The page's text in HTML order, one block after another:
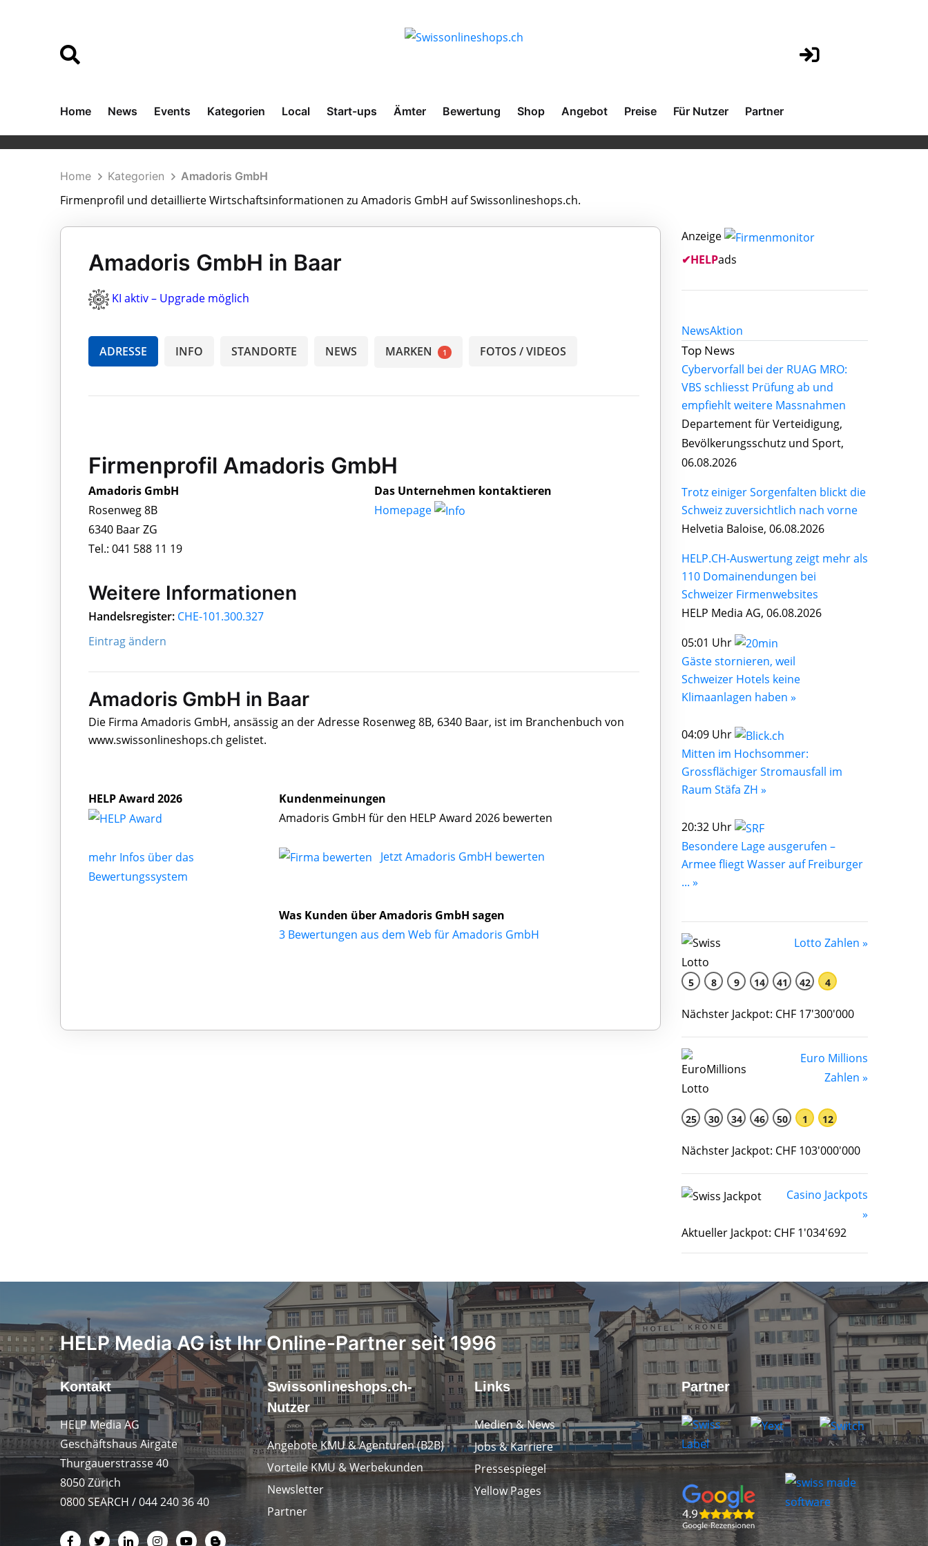
Home News Events Kategorien Local Start-ups Ämter Bewertung Shop Angebot Preise Für Nutzer Partner
Home Kategorien Amadoris GmbH
Firmenprofil und detaillierte Wirtschaftsinformationen zu Amadoris GmbH auf Swissonlineshops.ch.
Amadoris GmbH in Baar
KI aktiv – Upgrade möglich
ADRESSE INFO STANDORTE NEWS MARKEN 1 FOTOS / VIDEOS
Firmenprofil Amadoris GmbH
Amadoris GmbH
Rosenweg 8B
6340 Baar ZG
Tel.: 041 588 11 19
Das Unternehmen kontaktieren
Homepage
Weitere Informationen
Handelsregister: CHE-101.300.327
Eintrag ändern
Amadoris GmbH in Baar
Die Firma Amadoris GmbH, ansässig an der Adresse Rosenweg 8B, 6340 Baar, ist im Branchenbuch von
www.swissonlineshops.ch gelistet.
HELP Award 2026
mehr Infos über das
Bewertungssystem
Kundenmeinungen
Amadoris GmbH für den HELP Award 2026 bewerten
Jetzt Amadoris GmbH bewerten
Was Kunden über Amadoris GmbH sagen
3 Bewertungen aus dem Web für Amadoris GmbH
Anzeige
✔HELPads
NewsAktion
Top News
Cybervorfall bei der RUAG MRO:
VBS schliesst Prüfung ab und
empfiehlt weitere Massnahmen
Departement für Verteidigung,
Bevölkerungsschutz und Sport,
06.08.2026
Trotz einiger Sorgenfalten blickt die
Schweiz zuversichtlich nach vorne
Helvetia Baloise, 06.08.2026
HELP.CH-Auswertung zeigt mehr als
110 Domainendungen bei
Schweizer Firmenwebsites
HELP Media AG, 06.08.2026
05:01 Uhr
Gäste stornieren, weil
Schweizer Hotels keine
Klimaanlagen haben »
04:09 Uhr
Mitten im Hochsommer:
Grossflächiger Stromausfall im
Raum Stäfa ZH »
20:32 Uhr
Besondere Lage ausgerufen –
Armee fliegt Wasser auf Freiburger
... »
Lotto Zahlen »
5 8 9 14 41 42 4
Nächster Jackpot: CHF 17'300'000
Euro Millions
Zahlen »
25 30 34 46 50 1 12
Nächster Jackpot: CHF 103'000'000
Casino Jackpots
»
Aktueller Jackpot: CHF 1'034'692
HELP Media AG ist Ihr Online-Partner seit 1996
Kontakt
HELP Media AG
Geschäftshaus Airgate
Thurgauerstrasse 40
8050 Zürich
0800 SEARCH / 044 240 36 40
Swissonlineshops.ch-
Nutzer
Angebote KMU & Agenturen (B2B)
Vorteile KMU & Werbekunden
Newsletter
Partner
Links
Medien & News
Jobs & Karriere
Pressespiegel
Yellow Pages
Partner